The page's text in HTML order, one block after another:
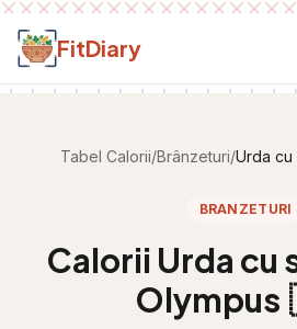
Salt la conținut
FitDiary
Tabel Calorii/Brânzeturi/Urda cu
BRANZETURI
Calorii Urda cu
Olympus